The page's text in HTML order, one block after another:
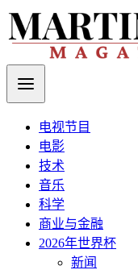
电视节目
电影
技术
音乐
科学
商业与金融
2026年世界杯
新闻